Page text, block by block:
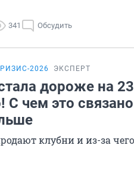
341 Обсудить
2026 ЭКСПЕРТ
дороже на
С чем это
клубни и из-за